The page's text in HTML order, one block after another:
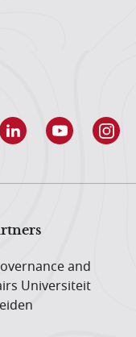
and
Universiteit